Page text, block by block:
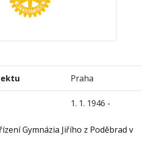
Praha
1. 1. 1946 -
Gymnázia Jiřího z Poděbrad v